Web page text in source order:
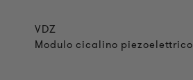
VDZ
Modulo cicalino piezoelettrico